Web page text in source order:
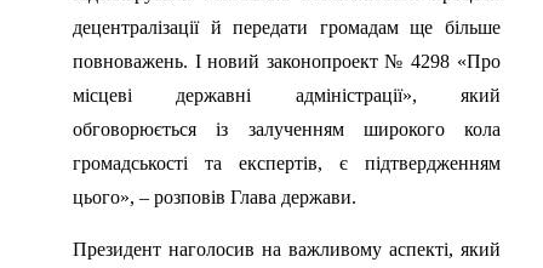
децентралізації й передати громадам ще більше
повноважень. І новий законопроект № 4298 «Про
місцеві державні адміністрації», який
обговорюється із залученням широкого кола
громадськості та експертів, є підтвердженням
цього», – розповів Глава держави.
Президент наголосив на важливому аспекті, який